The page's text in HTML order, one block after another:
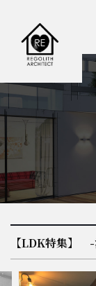
レゴリスの人気
REGOLITH
選べる工法
耐震へのこだわり
【LDK特集】